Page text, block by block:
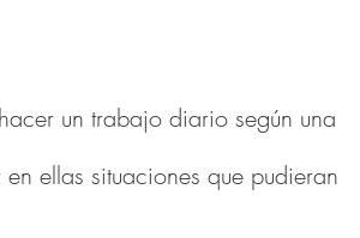
un trabajo diario según una
ellas situaciones que pudieran